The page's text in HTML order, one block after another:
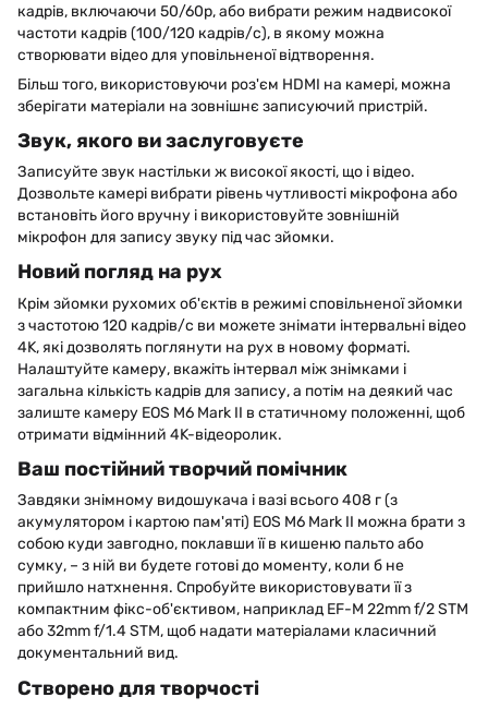
кадрів, включаючи 50/60p, або вибрати режим надвисокої
частоти кадрів (100/120 кадрів/с), в якому можна
створювати відео для уповільненої відтворення.
Більш того, використовуючи роз'єм HDMI на камері, можна
зберігати матеріали на зовнішнє записуючий пристрій.
Звук, якого ви заслуговуєте
Записуйте звук настільки ж високої якості, що і відео.
Дозвольте камері вибрати рівень чутливості мікрофона або
встановіть його вручну і використовуйте зовнішній
мікрофон для запису звуку під час зйомки.
Новий погляд на рух
Крім зйомки рухомих об'єктів в режимі сповільненої зйомки
з частотою 120 кадрів/с ви можете знімати інтервальні відео
4K, які дозволять поглянути на рух в новому форматі.
Налаштуйте камеру, вкажіть інтервал між знімками і
загальна кількість кадрів для запису, а потім на деякий час
залиште камеру EOS M6 Mark II в статичному положенні, щоб
отримати відмінний 4K-відеоролик.
Ваш постійний творчий помічник
Завдяки знімному видошукача і вазі всього 408 г (з
акумулятором і картою пам'яті) EOS M6 Mark II можна брати з
собою куди завгодно, поклавши її в кишеню пальто або
сумку, – з ній ви будете готові до моменту, коли б не
прийшло натхнення. Спробуйте використовувати її з
компактним фікс-об'єктивом, наприклад EF-M 22mm f/2 STM
або 32mm f/1.4 STM, щоб надати матеріалами класичний
документальний вид.
Створено для творчості